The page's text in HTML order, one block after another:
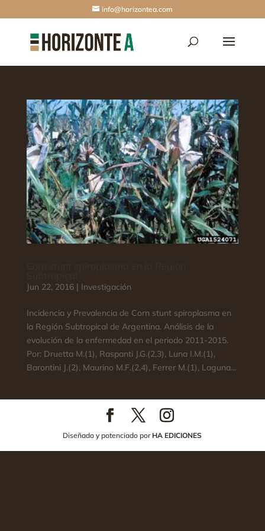
info@horizontea.com
Jun 22, 2016| Investigación
Incidencia y Prevalencia de Corn stunt spiroplasma en
la Región Subtropical de Argentina. Análisis de la
evolución de la enfermedad en el periodo 2011-2015.
Por: Druetta M.(1), Raspanti J.G.(2,3), Luna I.M.(1),
Barontini J.(2), Maurino M.F.(2,4), Ferrer M.(1), Laguna...
Diseñado y potenciado por HA EDICIONES